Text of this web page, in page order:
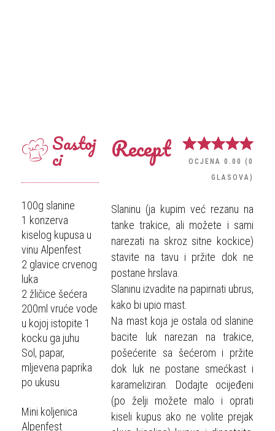
Sastoj
ci
100g slanine
1 konzerva
kiselog kupusa u
vinu Alpenfest
2 glavice crvenog
luka
2 žličice šećera
200ml vruće vode
u kojoj istopite 1
kocku ga juhu
Sol, papar,
mljevena paprika
po ukusu
Mini koljenica
Alpenfest
Recept OCJENA 0.00 ( 0
GLASOVA)
Slaninu (ja kupim već rezanu na
tanke trakice, ali možete i sami
narezati na skroz sitne kockice)
stavite na tavu i pržite dok ne
postane hrslava.
Slaninu izvadite na papirnati ubrus,
kako bi upio mast.
Na mast koja je ostala od slanine
bacite luk narezan na trakice,
pošećerite sa šećerom i pržite
dok luk ne postane smećkast i
karameliziran. Dodajte ocijeđeni
(po želji možete malo i oprati
kiseli kupus ako ne volite prejak